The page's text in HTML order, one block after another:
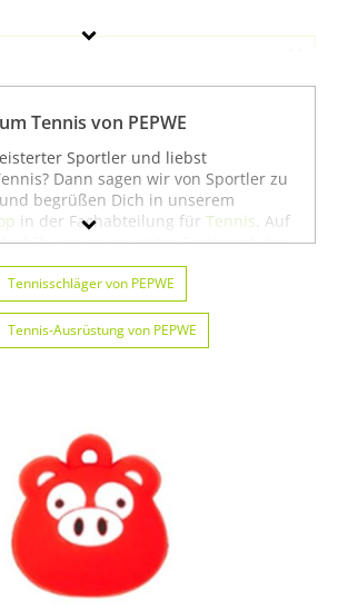
Tennis von PEPWE
Sportler und liebst
Dann sagen wir von Sportler zu
begrüßen Dich in unserem
in der Fachabteilung für Tennis . Auf
Du unser gesamtes Sortiment der
für die Sportart Tennis. Du
weiter einschränken, zum Beispiel
oderBadminton von PEPWE
nicht gezielt für die Sportart
Du Dich auch auf unserer Seite
Tennisschläger von PEPWE
Tennis-Ausrüstung von PEPWE